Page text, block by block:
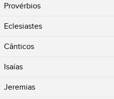
Provérbios
Eclesiastes
Cânticos
Isaías
Jeremias